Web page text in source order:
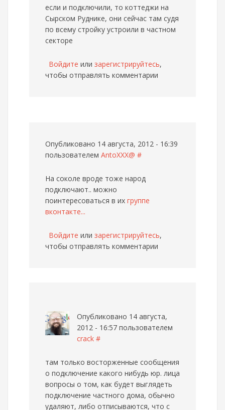
если и подключили, то коттеджи на
Сырском Руднике, они сейчас там судя
по всему стройку устроили в частном
секторе
Войдите или зарегистрируйтесь,
чтобы отправлять комментарии
Опубликовано 14 августа, 2012 - 16:39
пользователем AntoXXX@ #
На соколе вроде тоже народ
подключают.. можно
поинтересоваться в их группе
вконтакте...
Войдите или зарегистрируйтесь,
чтобы отправлять комментарии
Опубликовано 14 августа,
2012 - 16:57 пользователем
crack #
там только восторженные сообщения
о подключение какого нибудь юр. лица
вопросы о том, как будет выглядеть
подключение частного дома, обычно
удаляют, либо отписываются, что с